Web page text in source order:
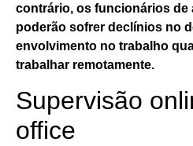
contrário, os funcionários de
poderão sofrer declínios no
envolvimento no trabalho
trabalhar remotamente.
Supervisão
office